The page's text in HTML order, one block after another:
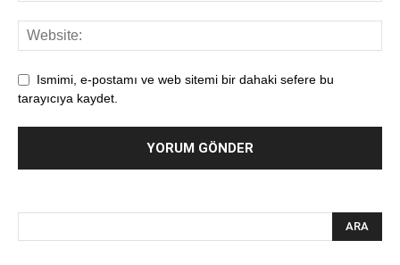
Ismimi, e-postamı ve web sitemi bir dahaki sefere bu
tarayıcıya kaydet.